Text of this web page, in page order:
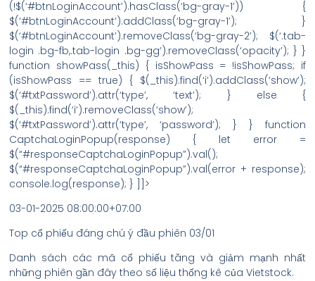
(!$(‘#btnLoginAccount’).hasClass(‘bg-gray-1’)) {
$(‘#btnLoginAccount’).addClass(‘bg-gray-1’); }
$(‘#btnLoginAccount’).removeClass(‘bg-gray-2’); $(‘.tab-
login .bg-fb,.tab-login .bg-gg’).removeClass(‘opacity’); } }
function showPass(_this) { isShowPass = !isShowPass; if
(isShowPass == true) { $(_this).find(‘i’).addClass(‘show’);
$(‘#txtPassword’).attr(‘type’, ‘text’); } else {
$(_this).find(‘i’).removeClass(‘show’);
$(‘#txtPassword’).attr(‘type’, ‘password’); } } function
CaptchaLoginPopup(response) { let error =
$(“#responseCaptchaLoginPopup”).val();
$(“#responseCaptchaLoginPopup”).val(error + response);
console.log(response); } ]]>
03-01-2025 08:00:00+07:00
Top cổ phiếu đáng chú ý đầu phiên 03/01
Danh sách các mã cổ phiếu tăng và giảm mạnh nhất
những phiên gần đây theo số liệu thống kê của Vietstock.